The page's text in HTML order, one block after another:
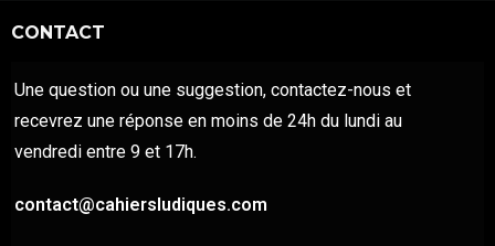
CONTACT
Une question ou une suggestion, contactez-nous et
recevrez une réponse en moins de 24h du lundi au
vendredi entre 9 et 17h.
contact@cahiersludiques.com